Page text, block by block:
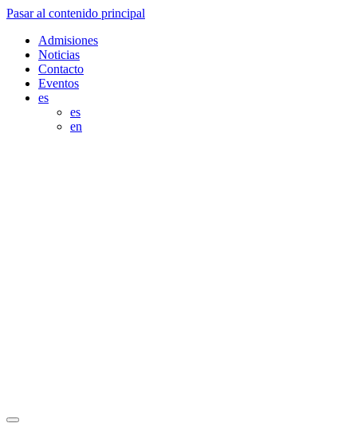
Pasar al contenido principal
Admisiones
Noticias
Contacto
Eventos
es
es
en